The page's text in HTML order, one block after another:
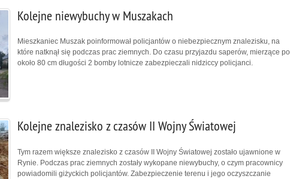
Kolejne niewybuchy w Muszakach
Mieszkaniec Muszak poinformował policjantów o niebezpiecznym znalezisku, na
które natknął się podczas prac ziemnych. Do czasu przyjazdu saperów, mierzące po
około 80 cm długości 2 bomby lotnicze zabezpieczali nidziccy policjanci.
Kolejne znalezisko z czasów II Wojny Światowej
Tym razem większe znalezisko z czasów II Wojny Światowej zostało ujawnione w
Rynie. Podczas prac ziemnych zostały wykopane niewybuchy, o czym pracownicy
powiadomili giżyckich policjantów. Zabezpieczenie terenu i jego oczyszczanie